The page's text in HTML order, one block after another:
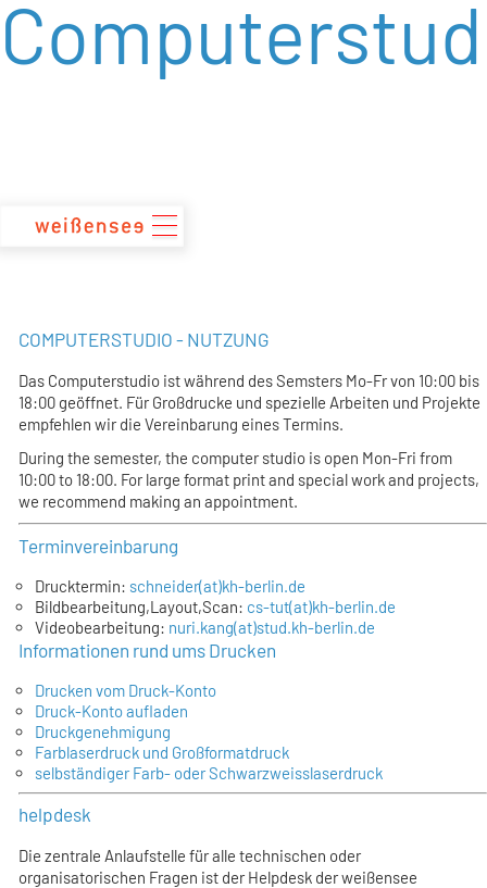
zum
Inhalt
COMPUTERSTUDIO - NUTZUNG
Das Computerstudio ist während des Semsters Mo-Fr von 10:00 bis
18:00 geöffnet. Für Großdrucke und spezielle Arbeiten und Projekte
empfehlen wir die Vereinbarung eines Termins.
During the semester, the computer studio is open Mon-Fri from
10:00 to 18:00. For large format print and special work and projects,
we recommend making an appointment.
Terminvereinbarung
Drucktermin: schneider(at)kh-berlin.de
Bildbearbeitung,Layout,Scan: cs-tut(at)kh-berlin.de
Videobearbeitung: nuri.kang(at)stud.kh-berlin.de
Informationen rund ums Drucken
Drucken vom Druck-Konto
Druck-Konto aufladen
Druckgenehmigung
Farblaserdruck und Großformatdruck
selbständiger Farb- oder Schwarzweisslaserdruck
helpdesk
Die zentrale Anlaufstelle für alle technischen oder
organisatorischen Fragen ist der Helpdesk der weißensee